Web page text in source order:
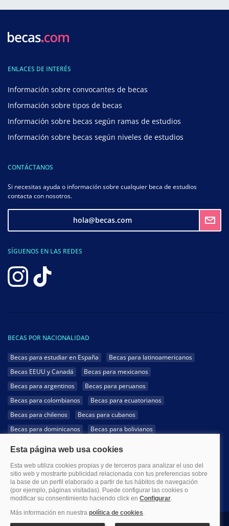
ENLACES DE INTERÉS
Información sobre convocantes de becas
Información sobre tipos de becas
Información sobre becas según ramas de estudios
Información sobre becas según niveles de estudios
CONTÁCTANOS
Si necesitas ayuda o información sobre cualquier beca de estudios
contacta con nosotros.
hola@becas.com
SÍGUENOS EN LAS REDES
BECAS POR NACIONALIDAD
Becas para estudiar en España
Becas para latinoamericanos
Becas EEUU y Canadá
Becas para mexicanos
Becas para argentinos
Becas para peruanos
Becas para colombianos
Becas para ecuatorianos
Becas para chilenos
Becas para cubanos
Becas para dominicanos
Becas para bolivianos
Becas para hondureños
Becas para paraguayos
Becas para uruguayos
Becas para salvadoreños
1999-2026 Becas.com @Todos los derechos reservados